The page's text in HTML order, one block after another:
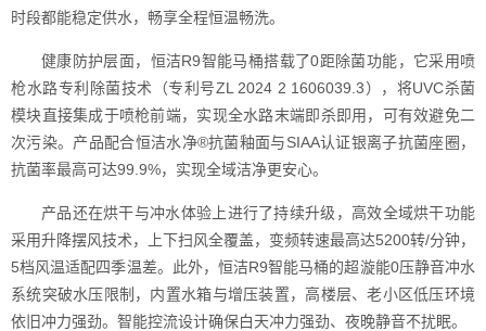
时段都能稳定供水，畅享全程恒温畅洗。
健康防护层面，恒洁R9智能马桶搭载了0距除菌功能，它采用喷
枪水路专利除菌技术（专利号ZL 2024 2 1606039.3），将UVC杀菌
模块直接集成于喷枪前端，实现全水路末端即杀即用，可有效避免二
次污染。产品配合恒洁水净®抗菌釉面与SIAA认证银离子抗菌座圈，
抗菌率最高可达99.9%，实现全域洁净更安心。
产品还在烘干与冲水体验上进行了持续升级，高效全域烘干功能
采用升降摆风技术，上下扫风全覆盖，变频转速最高达5200转/分钟，
5档风温适配四季温差。此外，恒洁R9智能马桶的超漩能0压静音冲水
系统突破水压限制，内置水箱与增压装置，高楼层、老小区低压环境
依旧冲力强劲。智能控流设计确保白天冲力强劲、夜晚静音不扰眠。